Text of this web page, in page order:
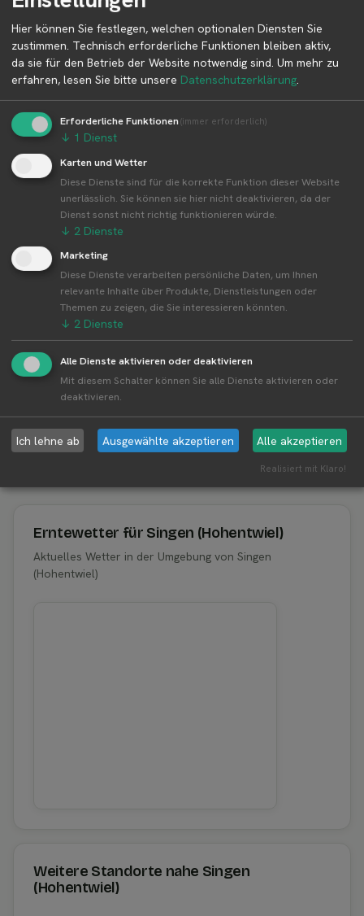
Betreiber kontaktieren
Auf der Profilseite des Betreibers findest du weitere
Informationen zum Betreiber und
Kontaktmöglichkeiten.
👤︎ Profilseite
Weitere Standorte von Blumen Bär
Blumen Bär betreibt 41 Standorte
Alle Standorte von Blumen Bär↗
Kompakte Übersicht aller Standorte inkl.
Liste amzeigen.
Aktuelle Infos zur Region 78224 Singen
Erntewetter für Singen (Hohentwiel)
Aktuelles Wetter in der Umgebung von Singen
(Hohentwiel)
Weitere Standorte nahe Singen
(Hohentwiel)
Hier können Sie festlegen, welchen optionalen Diensten Sie
zustimmen. Technisch erforderliche Funktionen bleiben aktiv,
da sie für den Betrieb der Website notwendig sind. Um mehr zu
erfahren, lesen Sie bitte unsere Datenschutzerklärung.
Erforderliche Funktionen(immer erforderlich)
↓ 1 Dienst
Karten und Wetter
Diese Dienste sind für die korrekte Funktion dieser Website
unerlässlich. Sie können sie hier nicht deaktivieren, da der
Dienst sonst nicht richtig funktionieren würde.
↓ 2 Dienste
Marketing
Diese Dienste verarbeiten persönliche Daten, um Ihnen
relevante Inhalte über Produkte, Dienstleistungen oder
Themen zu zeigen, die Sie interessieren könnten.
↓ 2 Dienste
Alle Dienste aktivieren oder deaktivieren
Mit diesem Schalter können Sie alle Dienste aktivieren oder
deaktivieren.
Ich lehne ab Ausgewählte akzeptieren Alle akzeptieren
Realisiert mit Klaro!